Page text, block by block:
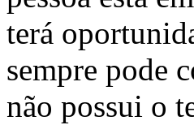
terá
sempre pode
não possui o